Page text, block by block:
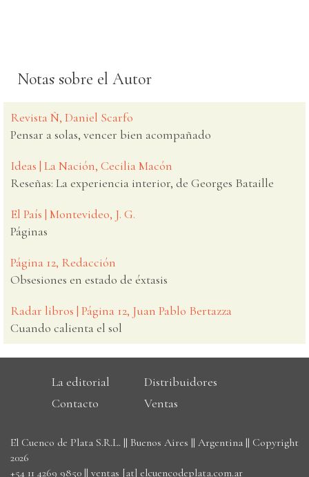
Notas sobre el Autor
Revista Ñ, Daniel Scarfo
Pensar a solas, vencer bien acompañado
Ideas | La Nación, Cecilia Macón
Reseñas: La experiencia interior, de Georges Bataille
El País | Montevideo, J. G.
Páginas
Página 12, Redacción
Obsesiones en estado de éxtasis
Radar libros | Página 12, Juan Pablo Bertazza
Cuando calienta el sol
La editorial
Distribuidores
Contacto
Ventas
El Cuenco de Plata S.R.L. || Buenos Aires || Argentina || Copyright
2026
+54 11 4269 9850 || ventas [at] elcuencodeplata.com.ar